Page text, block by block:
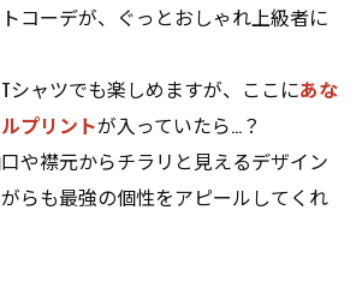
コーデが、ぐっとおしゃれ上級者に
シャツでも楽しめますが、ここにあな
プリントが入っていたら…？
や襟元からチラリと見えるデザイン
らも最強の個性をアピールしてくれ